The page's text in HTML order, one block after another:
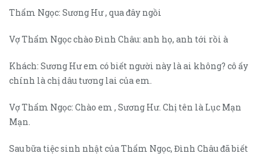
Thẩm Ngọc: Sương Hư , qua đây ngồi
Vợ Thẩm Ngọc chào Đình Châu: anh họ, anh tới rồi à
Khách: Sương Hư em có biết người này là ai không? cô ấy
chính là chị dâu tương lai của em.
Vợ Thẩm Ngọc: Chào em , Sương Hư. Chị tên là Lục Mạn
Mạn.
Sau bữa tiệc sinh nhật của Thẩm Ngọc, Đình Châu đã biết